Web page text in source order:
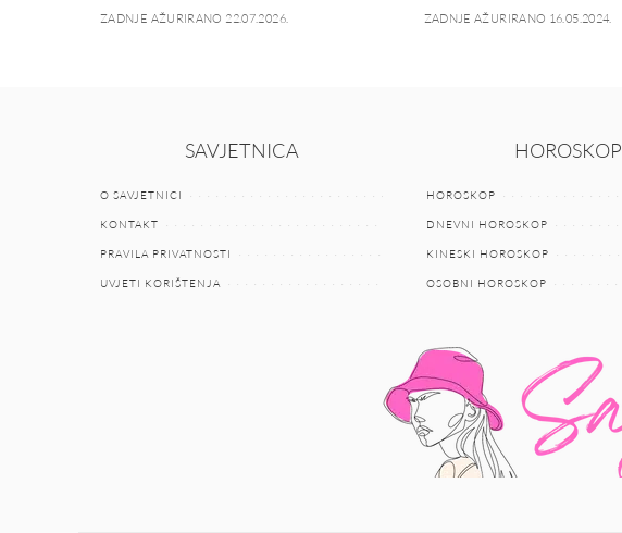
ZADNJE AŽURIRANO 22.07.2026. ZADNJE AŽURIRANO 16.05.2024.
SAVJETNICA
O SAVJETNICI
KONTAKT
PRAVILA PRIVATNOSTI
UVJETI KORIŠTENJA
HOROSKOP
HOROSKOP
DNEVNI HOROSKOP
KINESKI HOROSKOP
OSOBNI HOROSKOP